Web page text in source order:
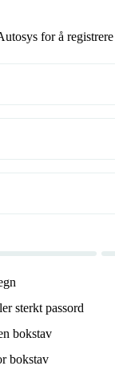
for å
sterkt passord
bokstav
bokstav